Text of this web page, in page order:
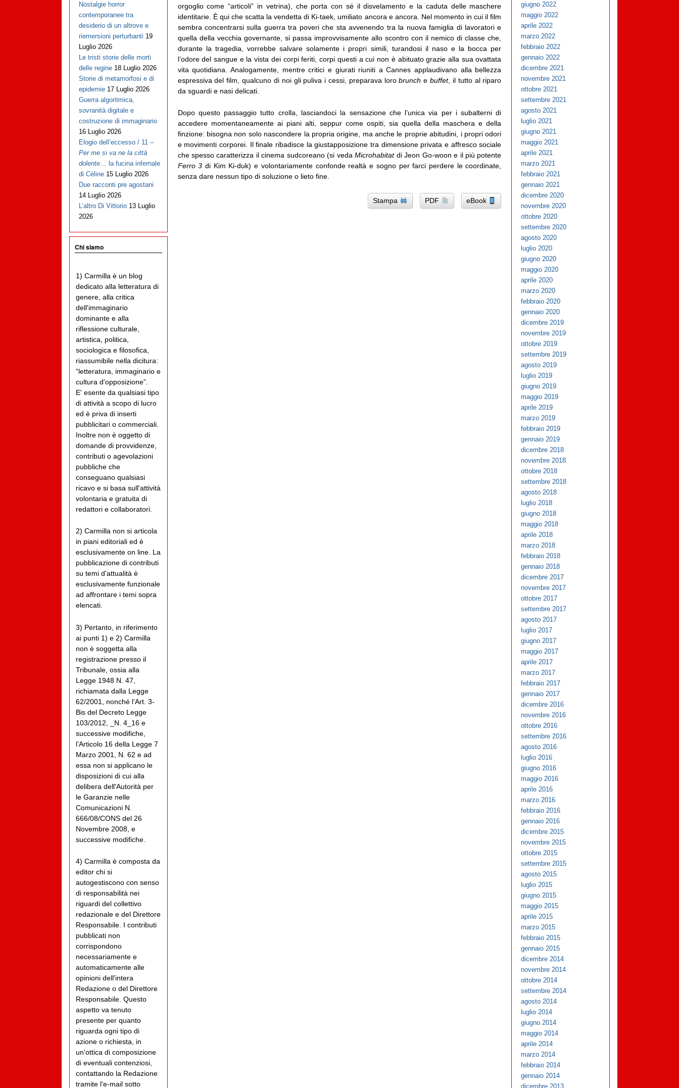
orgoglio come “articoli” in vetrina), che porta con sé il disvelamento e la caduta delle maschere
identitarie. È qui che scatta la vendetta di Ki-taek, umiliato ancora e ancora. Nel momento in cui il film
sembra concentrarsi sulla guerra tra poveri che sta avvenendo tra la nuova famiglia di lavoratori e
quella della vecchia governante, si passa improvvisamente allo scontro con il nemico di classe che,
durante la tragedia, vorrebbe salvare solamente i propri simili, turandosi il naso e la bocca per
l’odore del sangue e la vista dei corpi feriti, corpi questi a cui non è abituato grazie alla sua ovattata
vita quotidiana. Analogamente, mentre critici e giurati riuniti a Cannes applaudivano alla bellezza
espressiva del film, qualcuno di noi gli puliva i cessi, preparava lorobrunch ebuffet, il tutto al riparo
da sguardi e nasi delicati.
Dopo questo passaggio tutto crolla, lasciandoci la sensazione che l’unica via per i subalterni di
accedere momentaneamente ai piani alti, seppur come ospiti, sia quella della maschera e della
finzione: bisogna non solo nascondere la propria origine, ma anche le proprie abitudini, i propri odori
e movimenti corporei. Il finale ribadisce la giustapposizione tra dimensione privata e affresco sociale
che spesso caratterizza il cinema sudcoreano (si vedaMicrohabitatdi Jeon Go-woon e il più potente
Ferro 3 di Kim Ki-duk) e volontariamente confonde realtà e sogno per farci perdere le coordinate,
senza dare nessun tipo di soluzione o lieto fine.
Stampa PDF eBook
Nostalgie horror
contemporanee tra
desiderio di un altrove e
riemersioni perturbanti 19
Luglio 2026
Le tristi storie delle morti
delle regine 18 Luglio 2026
Storie di metamorfosi e di
epidemie 17 Luglio 2026
Guerra algoritmica,
sovranità digitale e
costruzione di immaginario
16 Luglio 2026
Elogio dell’eccesso / 11 –
Per me si va ne la città
dolente… la fucina infernale
di Cèline 15 Luglio 2026
Due racconti pre agostani
14 Luglio 2026
L’altro Di Vittorio 13 Luglio
2026
Chi siamo
1) Carmilla è un blog
dedicato alla letteratura di
genere, alla critica
dell'immaginario
dominante e alla
riflessione culturale,
artistica, politica,
sociologica e filosofica,
riassumibile nella dicitura:
“letteratura, immaginario e
cultura d'opposizione”.
E' esente da qualsiasi tipo
di attività a scopo di lucro
ed è priva di inserti
pubblicitari o commerciali.
Inoltre non è oggetto di
domande di provvidenze,
contributi o agevolazioni
pubbliche che
conseguano qualsiasi
ricavo e si basa sull'attività
volontaria e gratuita di
redattori e collaboratori.
2) Carmilla non si articola
in piani editoriali ed è
esclusivamente on line. La
pubblicazione di contributi
su temi d'attualità è
esclusivamente funzionale
ad affrontare i temi sopra
elencati.
3) Pertanto, in riferimento
ai punti 1) e 2) Carmilla
non è soggetta alla
registrazione presso il
Tribunale, ossia alla
Legge 1948 N. 47,
richiamata dalla Legge
62/2001, nonché l’Art. 3-
Bis del Decreto Legge
103/2012, _N. 4_16 e
successive modifiche,
l’Articolo 16 della Legge 7
Marzo 2001, N. 62 e ad
essa non si applicano le
disposizioni di cui alla
delibera dell'Autorità per
le Garanzie nelle
Comunicazioni N.
666/08/CONS del 26
Novembre 2008, e
successive modifiche.
4) Carmilla è composta da
editor chi si
autogestiscono con senso
di responsabilità nei
riguardi del collettivo
redazionale e del Direttore
Responsabile. I contributi
pubblicati non
corrispondono
necessariamente e
automaticamente alle
opinioni dell'intera
Redazione o del Direttore
Responsabile. Questo
aspetto va tenuto
presente per quanto
riguarda ogni tipo di
azione o richiesta, in
un'ottica di composizione
di eventuali contenziosi,
contattando la Redazione
tramite l'e-mail sotto
giugno 2022
maggio 2022
aprile 2022
marzo 2022
febbraio 2022
gennaio 2022
dicembre 2021
novembre 2021
ottobre 2021
settembre 2021
agosto 2021
luglio 2021
giugno 2021
maggio 2021
aprile 2021
marzo 2021
febbraio 2021
gennaio 2021
dicembre 2020
novembre 2020
ottobre 2020
settembre 2020
agosto 2020
luglio 2020
giugno 2020
maggio 2020
aprile 2020
marzo 2020
febbraio 2020
gennaio 2020
dicembre 2019
novembre 2019
ottobre 2019
settembre 2019
agosto 2019
luglio 2019
giugno 2019
maggio 2019
aprile 2019
marzo 2019
febbraio 2019
gennaio 2019
dicembre 2018
novembre 2018
ottobre 2018
settembre 2018
agosto 2018
luglio 2018
giugno 2018
maggio 2018
aprile 2018
marzo 2018
febbraio 2018
gennaio 2018
dicembre 2017
novembre 2017
ottobre 2017
settembre 2017
agosto 2017
luglio 2017
giugno 2017
maggio 2017
aprile 2017
marzo 2017
febbraio 2017
gennaio 2017
dicembre 2016
novembre 2016
ottobre 2016
settembre 2016
agosto 2016
luglio 2016
giugno 2016
maggio 2016
aprile 2016
marzo 2016
febbraio 2016
gennaio 2016
dicembre 2015
novembre 2015
ottobre 2015
settembre 2015
agosto 2015
luglio 2015
giugno 2015
maggio 2015
aprile 2015
marzo 2015
febbraio 2015
gennaio 2015
dicembre 2014
novembre 2014
ottobre 2014
settembre 2014
agosto 2014
luglio 2014
giugno 2014
maggio 2014
aprile 2014
marzo 2014
febbraio 2014
gennaio 2014
dicembre 2013